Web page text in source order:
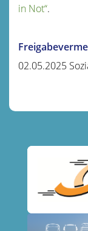
in Not“.
02.05.2025